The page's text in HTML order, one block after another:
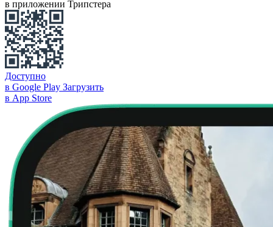
в приложении Трипстера
Доступно
в Google Play Загрузить
в App Store